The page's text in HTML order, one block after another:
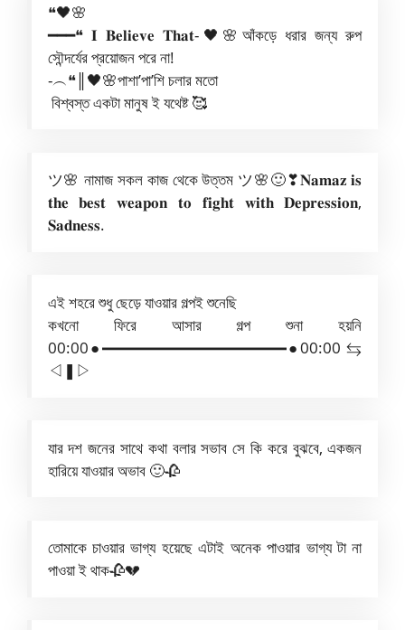
❝🖤🌸
━━━❝ 𝐈 𝐁𝐞𝐥𝐢𝐞𝐯𝐞 𝐓𝐡𝐚𝐭-🖤🌸আঁকড়ে ধরার জন্য রুপ
সৌন্দর্যের প্রয়োজন পরে না!
-︵❝║🖤🌸পাশা’পা’শি চলার মতো
বিশ্বস্ত একটা মানুষ ই যথেষ্ট 🥰
ツ🌸 নামাজ সকল কাজ থেকে উত্তম ツ🌸🙂❣𝐍𝐚𝐦𝐚𝐳 𝐢𝐬
𝐭𝐡𝐞 𝐛𝐞𝐬𝐭 𝐰𝐞𝐚𝐩𝐨𝐧 𝐭𝐨 𝐟𝐢𝐠𝐡𝐭 𝐰𝐢𝐭𝐡 𝐃𝐞𝐩𝐫𝐞𝐬𝐬𝐢𝐨𝐧,
𝐒𝐚𝐝𝐧𝐞𝐬𝐬.
এই শহরে শুধু ছেড়ে যাওয়ার গল্পই শুনেছি
কখনো ফিরে আসার গল্প শুনা হয়নি
00:00●━━━━━━━━━━━━●00:00 ⇆ㅤ
◁ㅤ❚ㅤ▷
যার দশ জনের সাথে কথা বলার সভাব সে কি করে বুঝবে, একজন
হারিয়ে যাওয়ার অভাব 🙂🥀
তোমাকে চাওয়ার ভাগ্য হয়েছে এটাই অনেক পাওয়ার ভাগ্য টা না
পাওয়া ই থাক🥀💔